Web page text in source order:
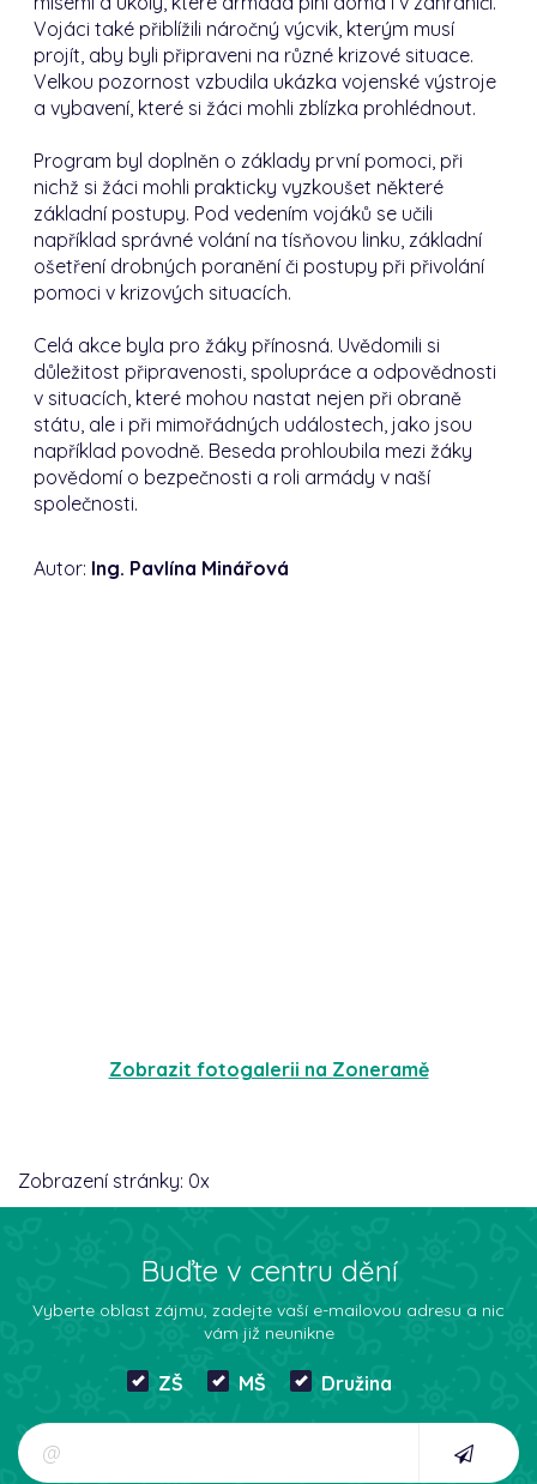
Vojáci také přiblížili náročný výcvik, kterým musí
projít, aby byli připraveni na různé krizové situace.
Velkou pozornost vzbudila ukázka vojenské výstroje
a vybavení, které si žáci mohli zblízka prohlédnout.
Program byl doplněn o základy první pomoci, při
nichž si žáci mohli prakticky vyzkoušet některé
základní postupy. Pod vedením vojáků se učili
například správné volání na tísňovou linku, základní
ošetření drobných poranění či postupy při přivolání
pomoci v krizových situacích.
Celá akce byla pro žáky přínosná. Uvědomili si
důležitost připravenosti, spolupráce a odpovědnosti
v situacích, které mohou nastat nejen při obraně
státu, ale i při mimořádných událostech, jako jsou
například povodně. Beseda prohloubila mezi žáky
povědomí o bezpečnosti a roli armády v naší
společnosti.
Autor: Ing. Pavlína Minářová
Zobrazit fotogalerii na Zoneramě
Zobrazení stránky: 0x
Buďte v centru dění
Vyberte oblast zájmu, zadejte vaší e-mailovou adresu a nic
vám již neunikne
ZŠ MŠ Družina